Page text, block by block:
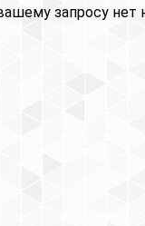
запросу нет